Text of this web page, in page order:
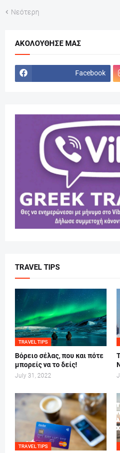
Νεότερη
ΑΚΟΛΟΎΘΗΣΕ ΜΑΣ
Facebook
TRAVEL TIPS
TRAVEL TIPS
Βόρειο σέλας, που και πότε
μπορείς να το δείς!
July 31, 2022
TRAVEL TIPS